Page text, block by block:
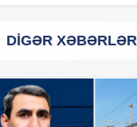
DIGƏR XƏBƏRLƏR